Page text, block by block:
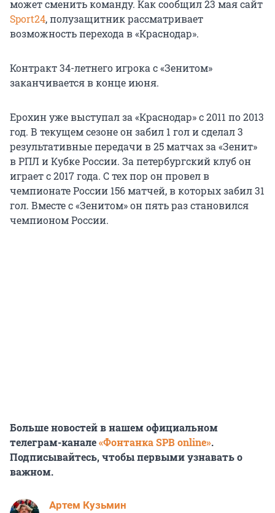
может сменить команду. Как сообщил 23 мая сайт
Sport24, полузащитник рассматривает
возможность перехода в «Краснодар».
Контракт 34-летнего игрока с «Зенитом»
заканчивается в конце июня.
Ерохин уже выступал за «Краснодар» с 2011 по 2013
год. В текущем сезоне он забил 1 гол и сделал 3
результативные передачи в 25 матчах за «Зенит»
в РПЛ и Кубке России. За петербургский клуб он
играет с 2017 года. С тех пор он провел в
чемпионате России 156 матчей, в которых забил 31
гол. Вместе с «Зенитом» он пять раз становился
чемпионом России.
Больше новостей в нашем официальном
телеграм-канале«Фонтанка SPB online».
Подписывайтесь, чтобы первыми узнавать о
важном.
Артем Кузьмин